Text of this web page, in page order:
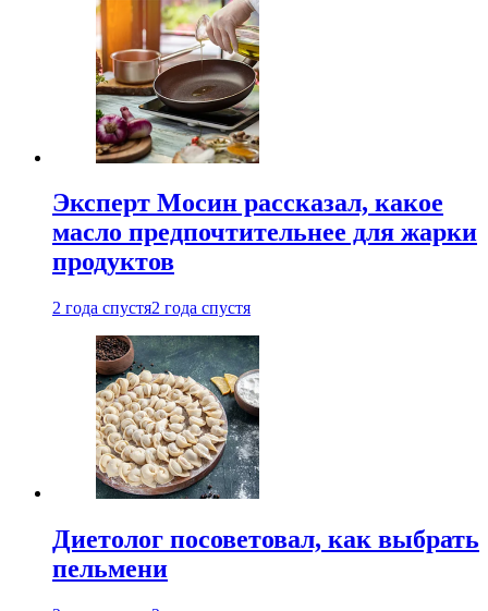
Эксперт Мосин рассказал, какое
масло предпочтительнее для жарки
продуктов
2 года спустя2 года спустя
Диетолог посоветовал, как выбрать
пельмени